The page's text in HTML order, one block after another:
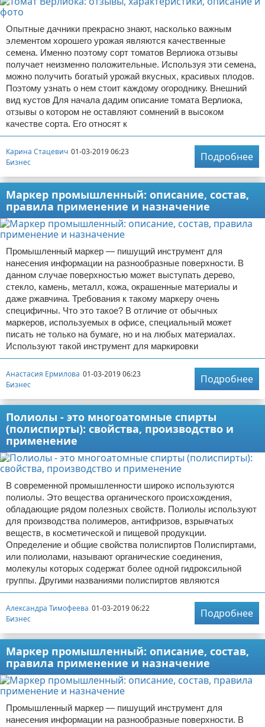
Опытные дачники прекрасно знают, насколько важным
элементом хорошего урожая являются качественные
семена. Именно поэтому сорт томатов Верлиока отзывы
получает неизменно положительные. Используя эти семена,
можно получить богатый урожай вкусных, красивых плодов.
Поэтому узнать о нем стоит каждому огороднику. Внешний
вид кустов Для начала дадим описание томата Верлиока,
отзывы о котором не оставляют сомнений в высоком
качестве сорта. Его относят к
Карина Стацевич 01-03-2019 06:23
Бизнес
Подробнее
Маркер промышленный: описание, состав,
правила применение и назначение
Промышленный маркер — пишущий инструмент для
нанесения информации на разнообразные поверхности. В
данном случае поверхностью может выступать дерево,
стекло, камень, металл, кожа, окрашенные материалы и
даже ржавчина. Требования к такому маркеру очень
специфичны. Что это такое? В отличие от обычных
маркеров, используемых в офисе, специальный может
писать не только на бумаге, но и на любых материалах.
Используют такой инструмент для маркировки
Анастасия Ермилова 01-03-2019 06:23
Бизнес
Подробнее
Полиолы - это многоатомные спирты
(полиспирты): свойства, производство и
применение
В современной промышленности широко используются
полиолы. Это вещества органического происхождения,
обладающие рядом полезных свойств. Полиолы используют
для производства полимеров, антифризов, взрывчатых
веществ, в косметической и пищевой продукции.
Определение и общие свойства полиспиртов Полиспиртами,
или полиолами, называют органические соединения,
молекулы которых содержат более одной гидроксильной
группы. Другими названиями полиспиртов являются
Александра Тимофеева 01-03-2019 06:22
Бизнес
Подробнее
Маркер промышленный: описание, состав,
правила применение и назначение
Промышленный маркер — пишущий инструмент для
нанесения информации на разнообразные поверхности. В